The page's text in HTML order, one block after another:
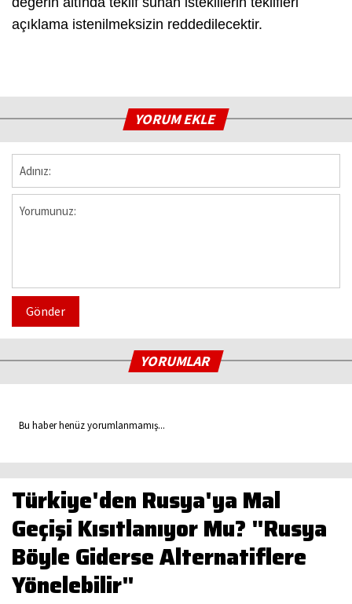
açıklama istenilmeksizin reddedilecektir.
YORUM EKLE
Gönder
YORUMLAR
Bu haber henüz yorumlanmamış...
Türkiye'den Rusya'ya Mal
Geçişi Kısıtlanıyor Mu? "Rusya
Böyle Giderse Alternatiflere
Yönelebilir"